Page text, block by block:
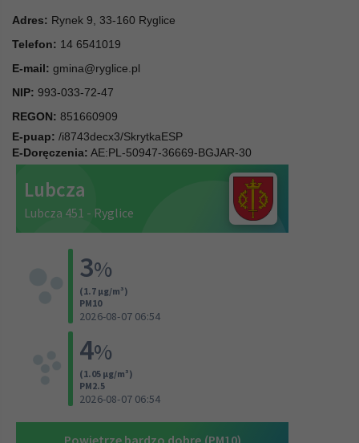
Adres: Rynek 9, 33-160 Ryglice
Telefon: 14 6541019
E-mail: gmina@ryglice.pl
NIP: 993-033-72-47
REGON: 851660909
E-puap: /i8743decx3/SkrytkaESP
E-Doręczenia: AE:PL-50947-36669-BGJAR-30